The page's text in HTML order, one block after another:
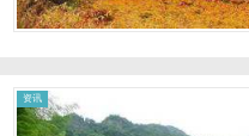
资讯